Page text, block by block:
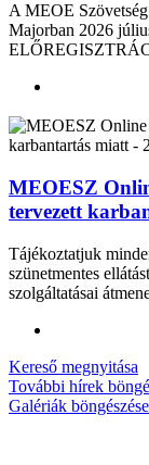
A MEOE
Majorban 2026
MEOESZ
tervezett
Tájékoztatjuk
szünetmentes
szolgáltatásai
Kereső megnyitása
További hírek
Galériák böngészése